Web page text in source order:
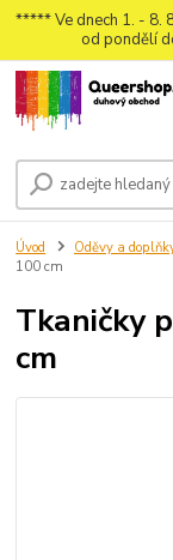
***** Ve dnech 1. - 8.
od pondělí
Úvod Oděvy a
100 cm
Tkaničky
cm